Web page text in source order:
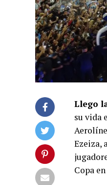
Llego
su vida
Ezeiza,
Copa